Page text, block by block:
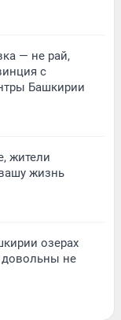
— не рай,
с
Башкирии
жители
жизнь
озерах
довольны не